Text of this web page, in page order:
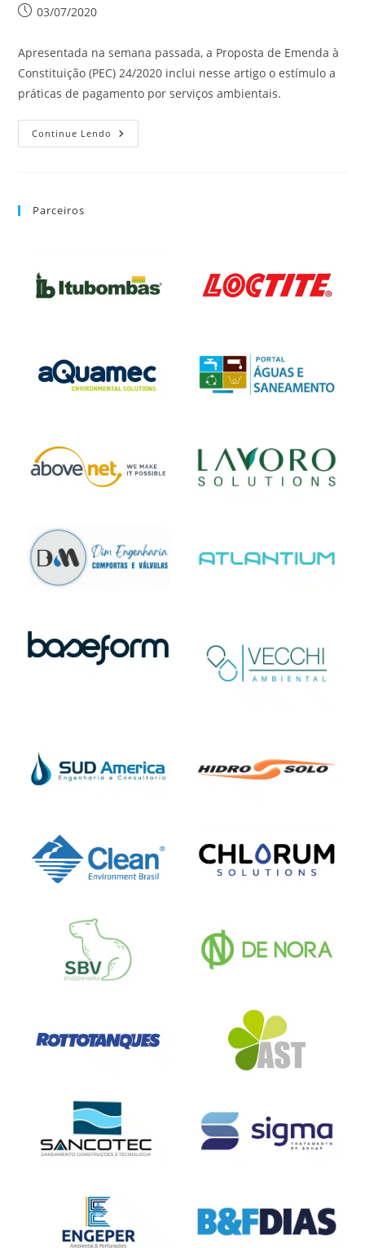
03/07/2020
Apresentada na semana passada, a Proposta de Emenda à
Constituição (PEC) 24/2020 inclui nesse artigo o estímulo a
práticas de pagamento por serviços ambientais.
Continue Lendo
Parceiros